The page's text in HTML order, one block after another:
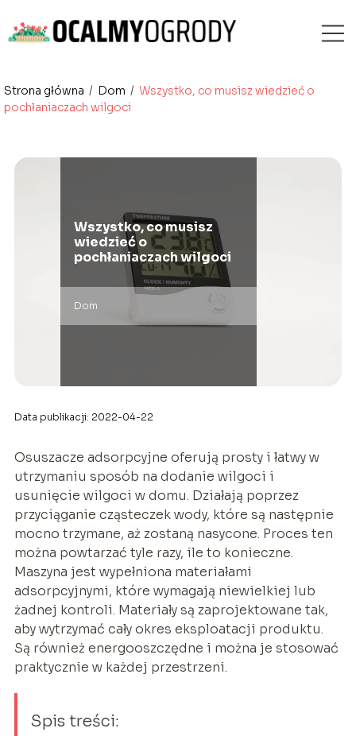
Strona główna / Dom / Wszystko, co musisz wiedzieć o
pochłaniaczach wilgoci
Wszystko, co musisz
wiedzieć o
pochłaniaczach wilgoci
Dom
Data publikacji: 2022-04-22
Osuszacze adsorpcyjne oferują prosty i łatwy w
utrzymaniu sposób na dodanie wilgoci i
usunięcie wilgoci w domu. Działają poprzez
przyciąganie cząsteczek wody, które są następnie
mocno trzymane, aż zostaną nasycone. Proces ten
można powtarzać tyle razy, ile to konieczne.
Maszyna jest wypełniona materiałami
adsorpcyjnymi, które wymagają niewielkiej lub
żadnej kontroli. Materiały są zaprojektowane tak,
aby wytrzymać cały okres eksploatacji produktu.
Są również energooszczędne i można je stosować
praktycznie w każdej przestrzeni.
Spis treści: